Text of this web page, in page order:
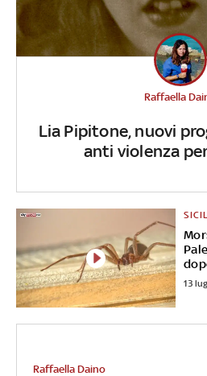
Lia Pipitone, nuovi
anti violenza
Raffaella
13
Raffaella Daino